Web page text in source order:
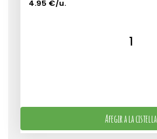
4.95 €/u.
Afegir a la cistella